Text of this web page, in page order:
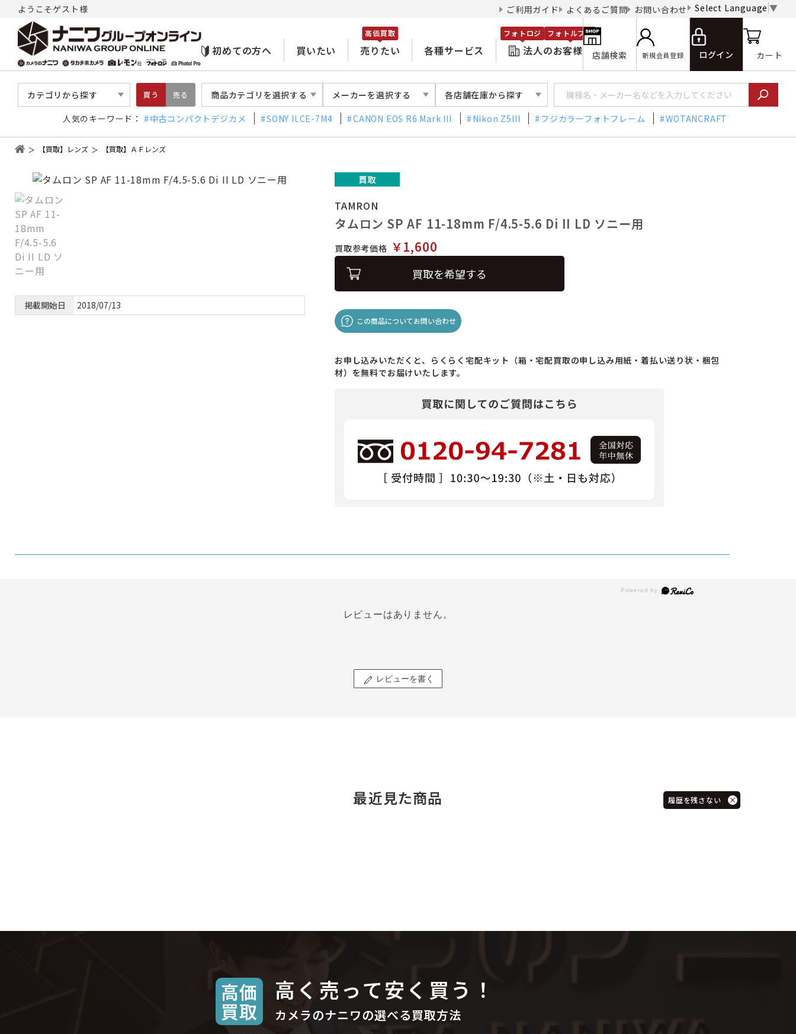
ようこそゲスト様 ご利用ガイド よくあるご質問 お問い合わせ Select Language ▼
初めての方へ 買いたい 売りたい
高価買取
各種サービス 法人のお客様
フォトロジ フォトルプロ
店舗検索 新規会員登録 ログイン カート
カテゴリから探す 買う 売る 商品カテゴリを選択する メーカーを選択する 各店舗在庫から探す
人気のキーワード： 中古コンパクトデジカメ SONY ILCE-7M4 CANON EOS R6 Mark III Nikon Z5III フジカラーフォトフレーム WOTANCRAFT
【買取】レンズ 【買取】ＡＦレンズ
掲載開始日 2018/07/13
TAMRON
タムロン SP AF 11-18mm F/4.5-5.6 Di II LD ソニー用
買取参考価格 ￥1,600
買取を希望する
この商品についてお問い合わせ
お申し込みいただくと、らくらく宅配キット（箱・宅配買取の申し込み用紙・着払い送り状・梱包
材）を無料でお届けいたします。
レビューはありません。
レビューを書く
最近見た商品 履歴を残さない
高価
買取
高く売って安く買う！
カメラのナニワの選べる買取方法